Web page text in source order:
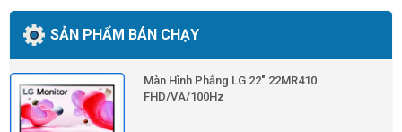
SẢN PHẨM BÁN CHẠY
Màn Hình Phẳng LG 22" 22MR410
FHD/VA/100Hz